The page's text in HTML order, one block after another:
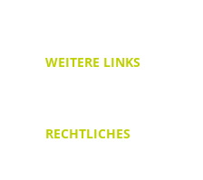
WEITERE LINKS
RECHTLICHES